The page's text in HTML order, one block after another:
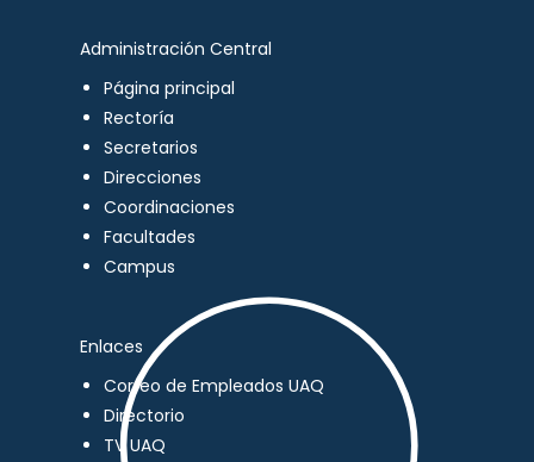
Administración Central
Página principal
Rectoría
Secretarios
Direcciones
Coordinaciones
Facultades
Campus
Enlaces
Correo de Empleados UAQ
Directorio
TV UAQ